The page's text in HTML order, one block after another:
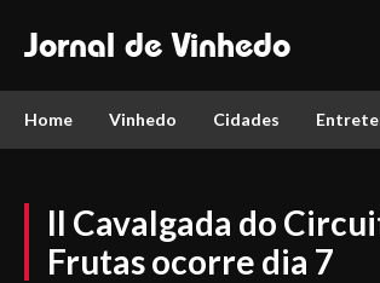
Jornal de Vinhedo
Home Vinhedo Cidades
II Cavalgada do
Frutas ocorre dia 7